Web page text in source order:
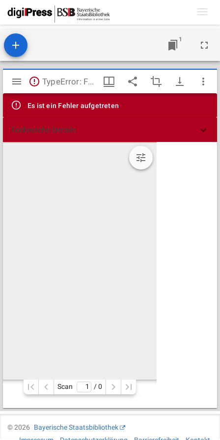
1
Mirador
Viewer
TypeError: Failed to fetch
Es ist ein Fehler aufgetreten
Technische Details
Scan / 0
©2026
Bayerische Staatsbibliothek